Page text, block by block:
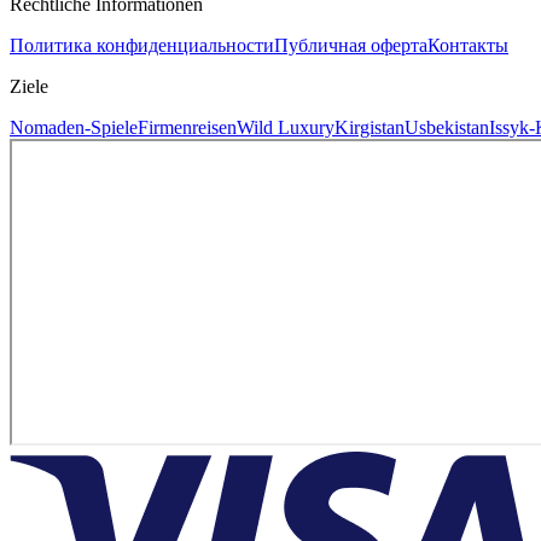
Rechtliche Informationen
Политика конфиденциальностиПубличная офертаКонтакты
Ziele
Nomaden-SpieleFirmenreisenWild LuxuryKirgistanUsbekistanIssyk-